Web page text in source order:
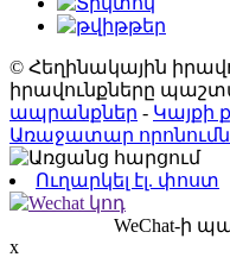
© Հեղինակային
իրավունքները
ապրանքներ - Կայքի
Առաջատար
Ուղարկել էլ. փոստ
WeChat-ի
x